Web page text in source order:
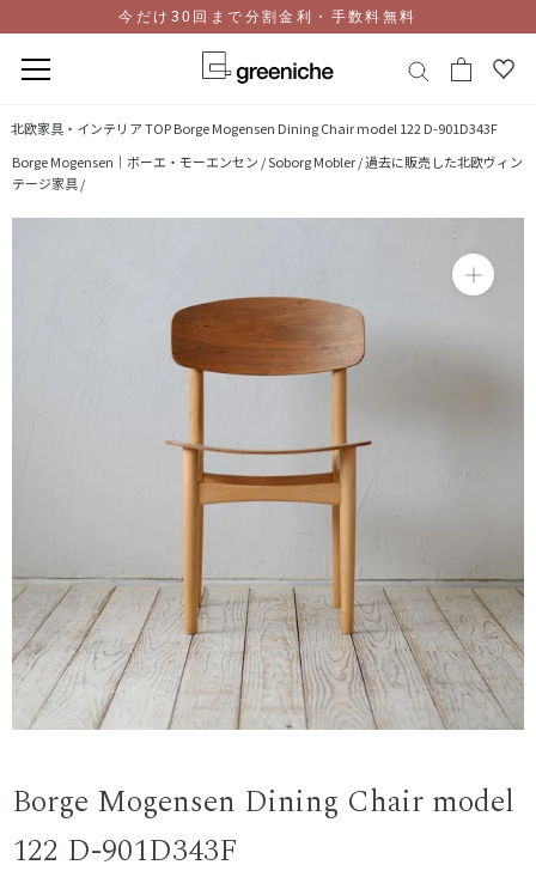
テ
ン
ツ
今だけ30回まで分割金利・手数料無料
北欧家具・インテリア TOPBorge Mogensen Dining Chair model 122 D-901D343F
Borge Mogensen｜ボーエ・モーエンセン /Soborg Mobler /過去に販売した北欧ヴィン
テージ家具 /
Borge Mogensen Dining Chair model
122 D-901D343F